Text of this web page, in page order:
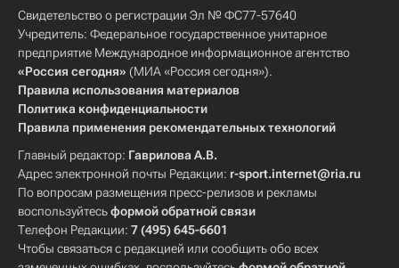
Свидетельство о регистрации Эл № ФС77-57640
Учредитель: Федеральное государственное унитарное
предприятие Международное информационное агентство
«Россия сегодня» (МИА «Россия сегодня»).
Правила использования материалов
Политика конфиденциальности
Правила применения рекомендательных технологий
Главный редактор: Гаврилова А.В.
Адрес электронной почты Редакции: r-sport.internet@ria.ru
По вопросам размещения пресс-релизов и рекламы
воспользуйтесьформой обратной связи
Телефон Редакции: 7 (495) 645-6601
Чтобы связаться с редакцией или сообщить обо всех